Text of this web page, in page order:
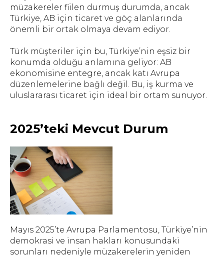
müzakereler fiilen durmuş durumda, ancak
Türkiye, AB için ticaret ve göç alanlarında
önemli bir ortak olmaya devam ediyor.
Türk müşteriler için bu, Türkiye’nin eşsiz bir
konumda olduğu anlamına geliyor: AB
ekonomisine entegre, ancak katı Avrupa
düzenlemelerine bağlı değil. Bu, iş kurma ve
uluslararası ticaret için ideal bir ortam sunuyor.
2025’teki Mevcut Durum
Mayıs 2025’te Avrupa Parlamentosu, Türkiye’nin
demokrasi ve insan hakları konusundaki
sorunları nedeniyle müzakerelerin yeniden